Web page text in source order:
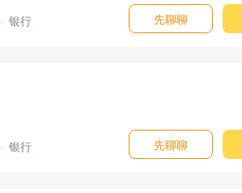
银行 先聊聊
银行 先聊聊